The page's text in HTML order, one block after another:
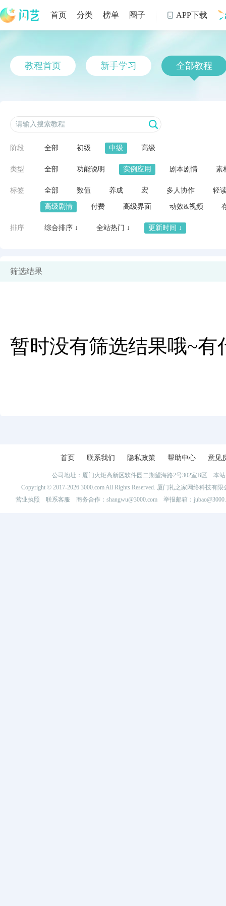
首页 分类 榜单 圈子  APP下载
教程首页 新手学习 全部教程
阶段 全部 初级 中级 高级
类型 全部 功能说明 实例应用 剧本剧情 素
标签 全部 数值 养成 宏 多人协作 轻
高级剧情 付费 高级界面 动效&视频
排序 综合排序 ↓ 全站热门 ↓ 更新时间 ↓
筛选结果
暂时没有筛选结果哦~
首页 联系我们 隐私政策 帮助中心 意见
公司地址：厦门火炬高新区软件园二期望海路2号302室B区 本
Copyright © 2017-2026 3000.com All Rights Reserved. 厦门礼之家网络科技
营业执照
联系客服 商务合作：shangwu@3000.com 举报邮箱：